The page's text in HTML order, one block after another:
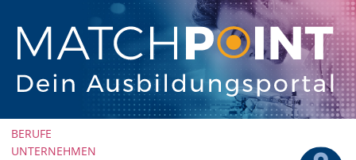
überspringen
BERUFE
UNTERNEHMEN